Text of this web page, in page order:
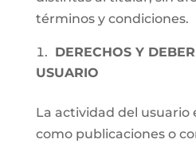
términos y condiciones.
DERECHOS Y
USUARIO
La actividad del usuario
como publicaciones o